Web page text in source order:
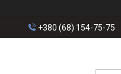
+380 (68) 154-75-75